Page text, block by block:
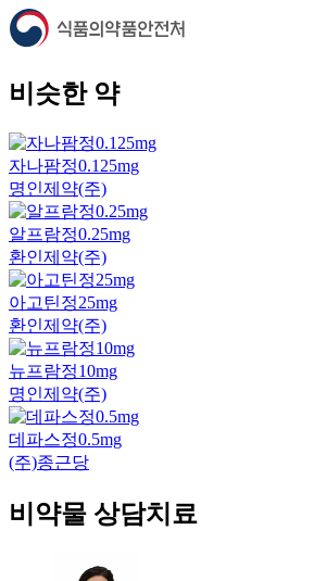
비슷한 약
자나팜정0.125mg
명인제약(주)
알프람정0.25mg
환인제약(주)
아고틴정25mg
환인제약(주)
뉴프람정10mg
명인제약(주)
데파스정0.5mg
(주)종근당
비약물 상담치료